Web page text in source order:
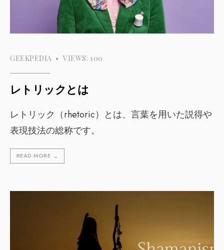
GEEKPEDIA • VIEWS: 100
レトリックとは
レトリック（rhetoric）とは、言葉を用いた説得や
表現技法の総称です。
READ MORE →